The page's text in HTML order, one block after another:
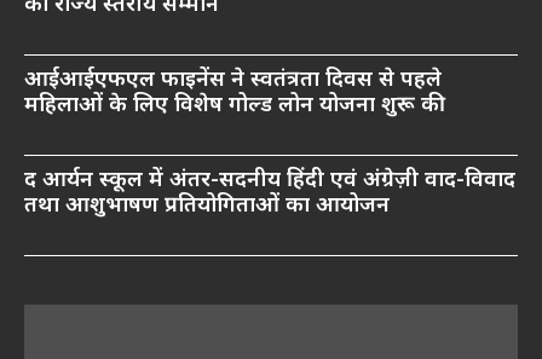
आईआईएफएल फाइनेंस ने स्वतंत्रता दिवस से पहले
महिलाओं के लिए विशेष गोल्ड लोन योजना शुरू की
द आर्यन स्कूल में अंतर-सदनीय हिंदी एवं अंग्रेज़ी वाद-विवाद
तथा आशुभाषण प्रतियोगिताओं का आयोजन